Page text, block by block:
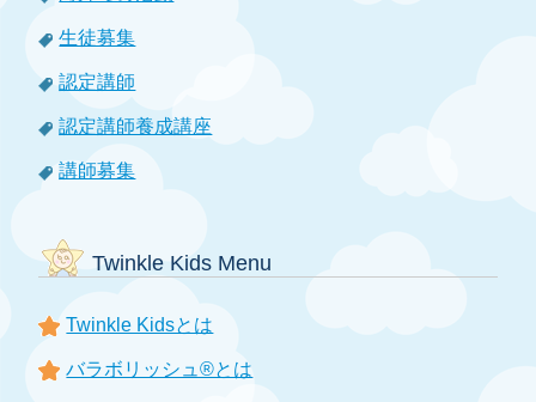
生徒募集
認定講師
認定講師養成講座
講師募集
Twinkle Kids Menu
Twinkle Kidsとは
バラボリッシュ®とは